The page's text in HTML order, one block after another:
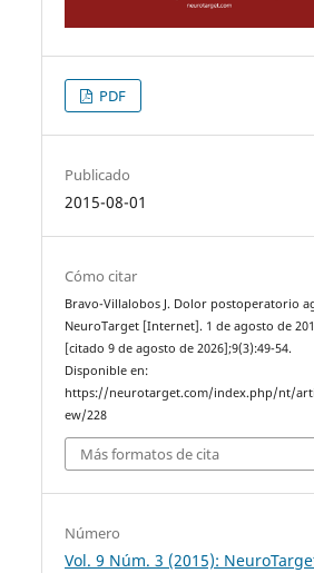
PDF
Publicado
2015-08-01
Cómo citar
Bravo-Villalobos J. Dolor postoperatorio
NeuroTarget [Internet]. 1 de agosto de
[citado 9 de agosto de 2026];9(3):49-54.
Disponible en:
https://neurotarget.com/index.php/nt/
ew/228
Más formatos de cita
Número
Vol. 9 Núm. 3 (2015):